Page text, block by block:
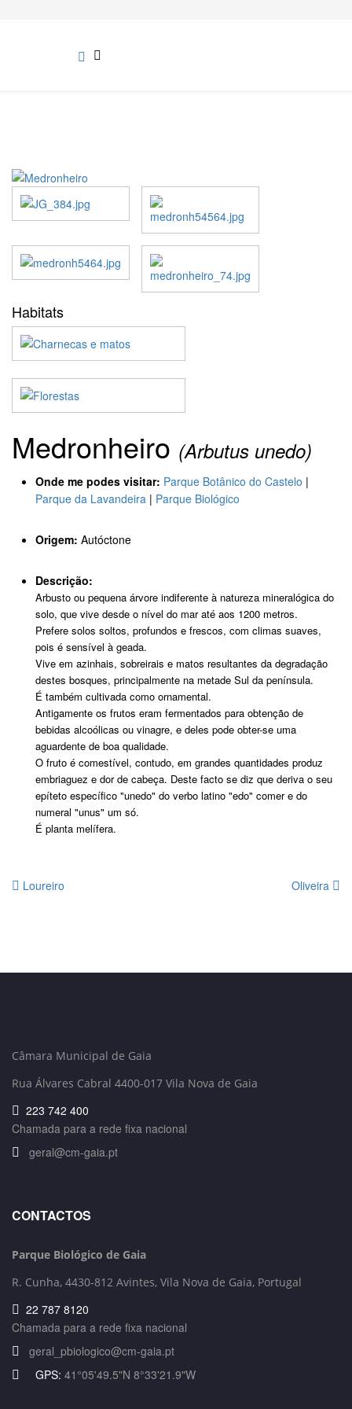
Habitats
Medronheiro (Arbutus unedo)
Onde me podes visitar: Parque Botânico do Castelo |
Parque da Lavandeira | Parque Biológico
Origem: Autóctone
Descrição:
Arbusto ou pequena árvore indiferente à natureza mineralógica do
solo, que vive desde o nível do mar até aos 1200 metros.
Prefere solos soltos, profundos e frescos, com climas suaves,
pois é sensível à geada.
Vive em azinhais, sobreirais e matos resultantes da degradação
destes bosques, principalmente na metade Sul da península.
É também cultivada como ornamental.
Antigamente os frutos eram fermentados para obtenção de
bebidas alcoólicas ou vinagre, e deles pode obter-se uma
aguardente de boa qualidade.
O fruto é comestível, contudo, em grandes quantidades produz
embriaguez e dor de cabeça. Deste facto se diz que deriva o seu
epíteto específico "unedo" do verbo latino "edo" comer e do
numeral "unus" um só.
É planta melífera.
Loureiro Oliveira
Câmara Municipal de Gaia
Rua Álvares Cabral 4400-017 Vila Nova de Gaia
223 742 400
Chamada para a rede fixa nacional
geral@cm-gaia.pt
CONTACTOS
Parque Biológico de Gaia
R. Cunha, 4430-812 Avintes, Vila Nova de Gaia, Portugal
22 787 8120
Chamada para a rede fixa nacional
geral_pbiologico@cm-gaia.pt
GPS: 41°05'49.5"N 8°33'21.9"W